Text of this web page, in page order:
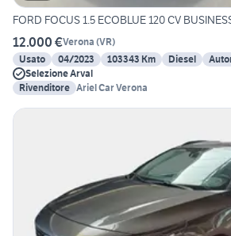
FORD FOCUS 1.5 ECOBLUE 120 CV
12.000 €Verona (VR)
Usato
04/2023 103343 Km Diesel
Selezione Arval
Rivenditore Ariel Car Verona